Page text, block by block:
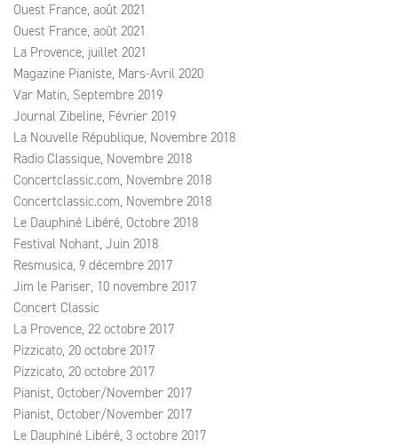
Ouest France, août 2021
Ouest France, août 2021
La Provence, juillet 2021
Magazine Pianiste, Mars-Avril 2020
Var Matin, Septembre 2019
Journal Zibeline, Février 2019
La Nouvelle République, Novembre 2018
Radio Classique, Novembre 2018
Concertclassic.com, Novembre 2018
Concertclassic.com, Novembre 2018
Le Dauphiné Libéré, Octobre 2018
Festival Nohant, Juin 2018
Resmusica, 9 décembre 2017
Jim le Pariser, 10 novembre 2017
Concert Classic
La Provence, 22 octobre 2017
Pizzicato, 20 octobre 2017
Pizzicato, 20 octobre 2017
Pianist, October/November 2017
Pianist, October/November 2017
Le Dauphiné Libéré, 3 octobre 2017